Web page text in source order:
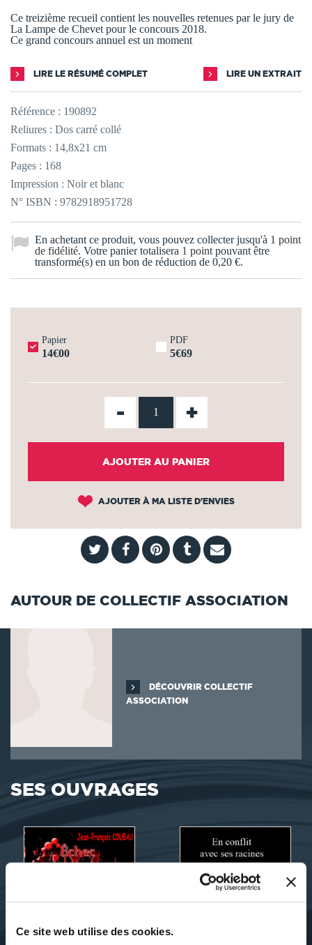
Ce site web utilise des cookies.
Ce treizième recueil contient les nouvelles retenues par le jury de
La Lampe de Chevet pour le concours 2018.
Ce grand concours annuel est un moment
LIRE LE RÉSUMÉ COMPLET LIRE UN EXTRAIT
Référence : 190892
Reliures : Dos carré collé
Formats : 14,8x21 cm
Pages : 168
Impression : Noir et blanc
N° ISBN : 9782918951728
En achetant ce produit, vous pouvez collecter jusqu'à 1 point
de fidélité. Votre panier totalisera 1 point pouvant être
transformé(s) en un bon de réduction de 0,20 €.
Papier
14€00
PDF
5€69
- +
AJOUTER AU PANIER
AJOUTER À MA LISTE D'ENVIES
AUTOUR DE COLLECTIF ASSOCIATION
DÉCOUVRIR COLLECTIF
ASSOCIATION
SES OUVRAGES